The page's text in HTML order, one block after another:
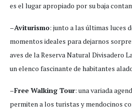
es el lugar apropiado por su baja
–Aviturismo: junto a las últimas luces
momentos ideales para dejarnos
aves de la Reserva Natural Divisadero
un elenco fascinante de habitantes
–Free Walking Tour: una variada
permiten a los turistas y mendocinos